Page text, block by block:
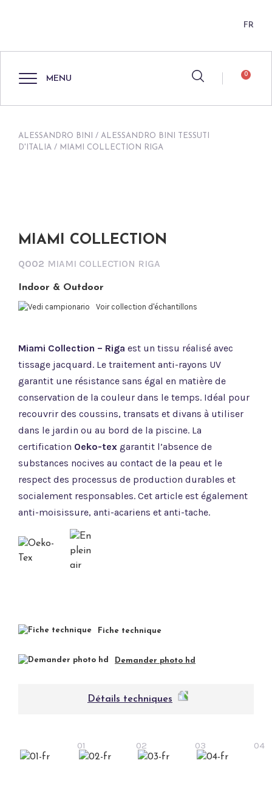
FR
MENU 0
ALESSANDRO BINI / ALESSANDRO BINI TESSUTI
D'ITALIA / MIAMI COLLECTION RIGA
MIAMI COLLECTION
Q002 MIAMI COLLECTION RIGA
Indoor & Outdoor
Voir collection d'échantillons
Miami Collection – Riga est un tissu réalisé avec
tissage jacquard. Le traitement anti-rayons UV
garantit une résistance sans égal en matière de
conservation de la couleur dans le temps. Idéal pour
recouvrir des coussins, transats et divans à utiliser
dans le jardin ou au bord de la piscine. La
certification Oeko-tex garantit l’absence de
substances nocives au contact de la peau et le
respect des processus de production durables et
socialement responsables. Cet article est également
anti-moisissure, anti-acariens et anti-tache.
Fiche technique
Demander photo hd
Détails techniques
01 02 03 04